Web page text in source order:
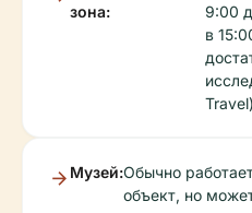
зона:
9:00
в
Музей:Обычно
объект, но